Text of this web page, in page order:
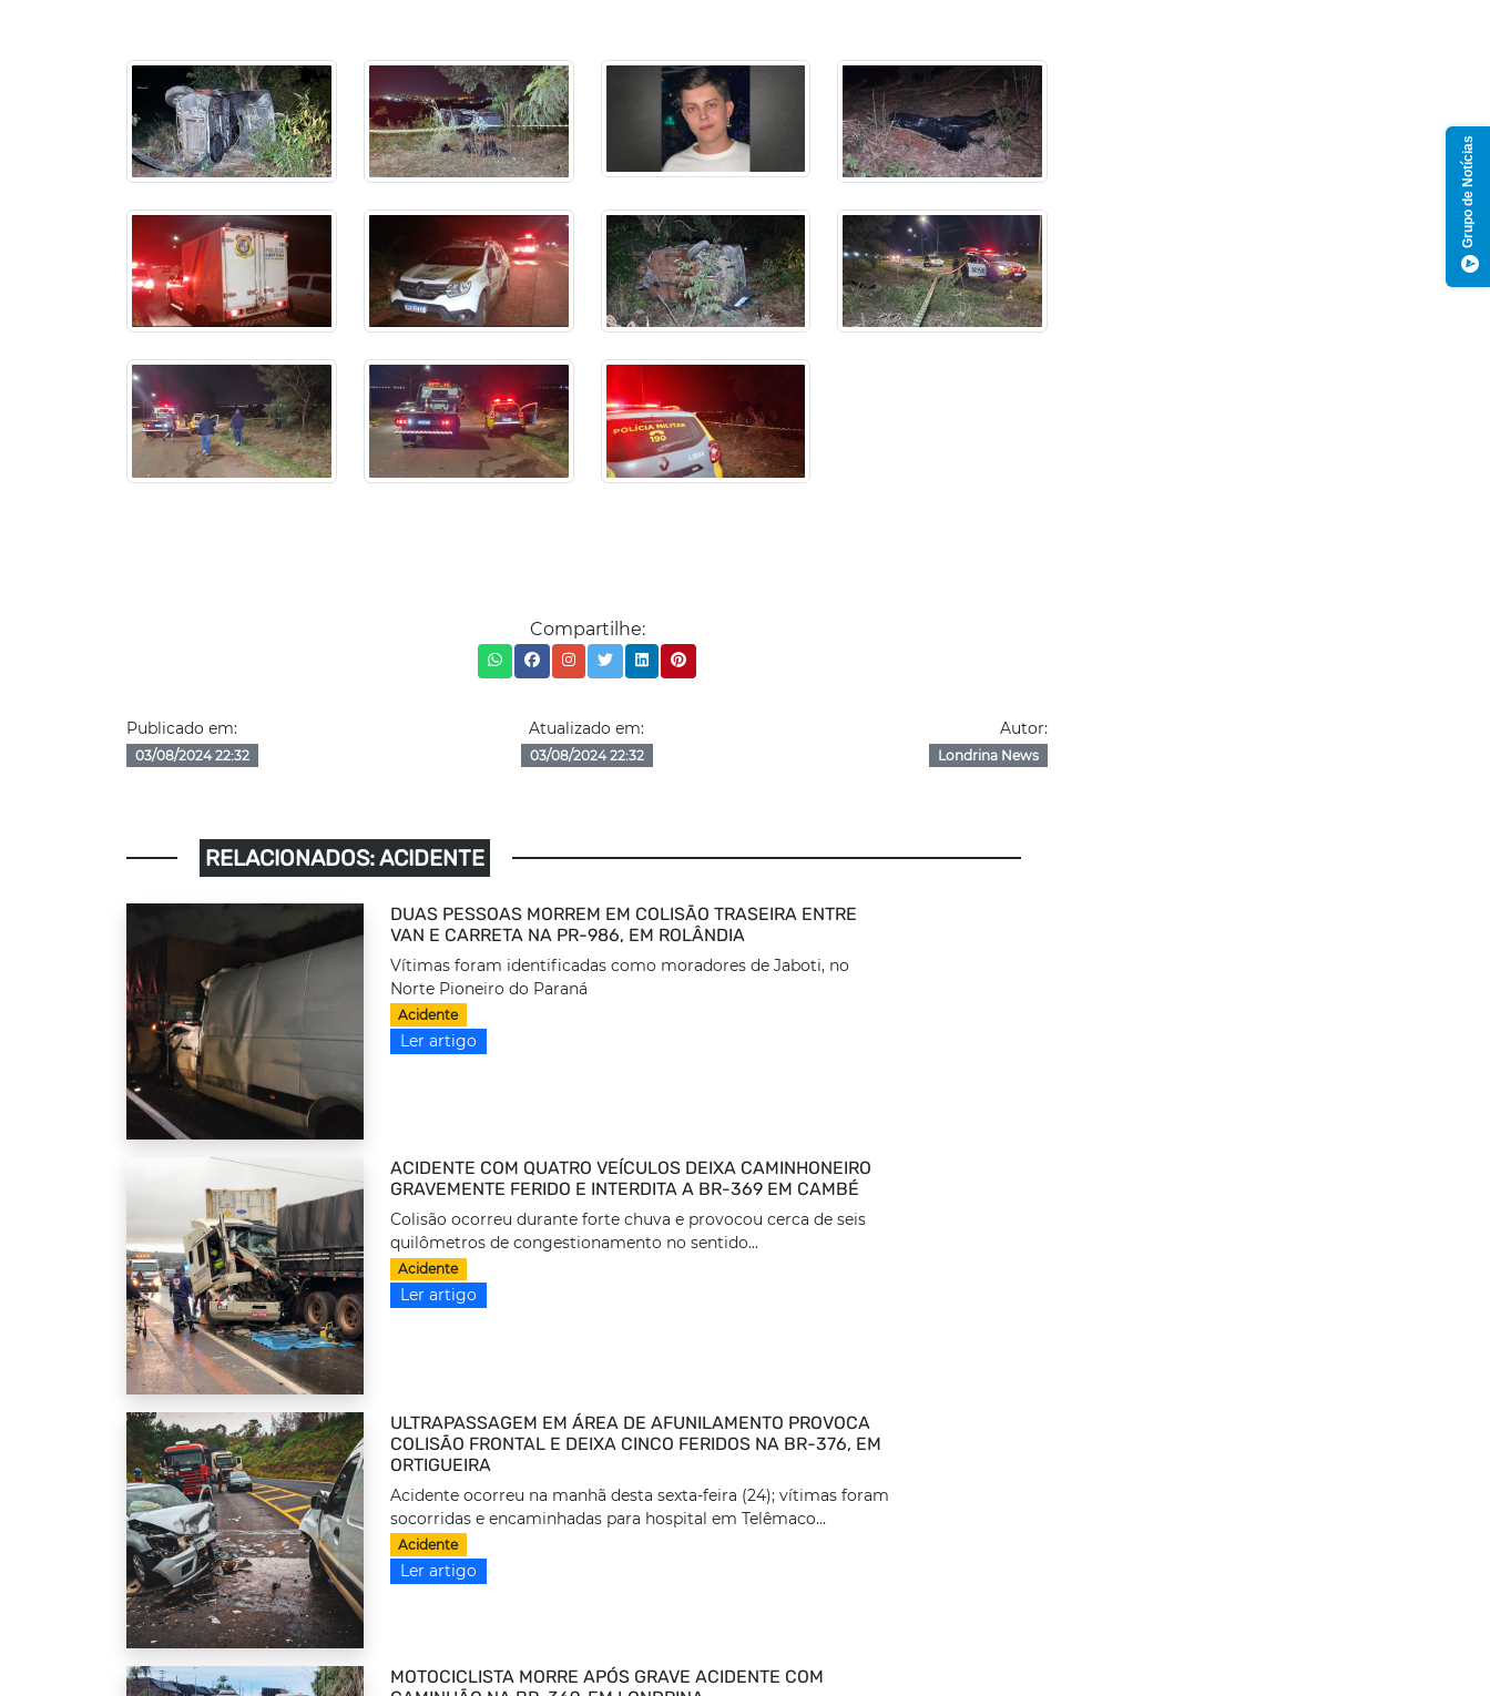
Compartilhe:
Publicado em:
03/08/2024 22:32
Atualizado em:
03/08/2024 22:32
Autor:
Londrina News
RELACIONADOS: ACIDENTE
DUAS PESSOAS MORREM EM COLISÃO TRASEIRA ENTRE
VAN E CARRETA NA PR-986, EM ROLÂNDIA
Vítimas foram identificadas como moradores de Jaboti, no
Norte Pioneiro do Paraná
Acidente
Ler artigo
ACIDENTE COM QUATRO VEÍCULOS DEIXA CAMINHONEIRO
GRAVEMENTE FERIDO E INTERDITA A BR-369 EM CAMBÉ
Colisão ocorreu durante forte chuva e provocou cerca de seis
quilômetros de congestionamento no sentido...
Acidente
Ler artigo
ULTRAPASSAGEM EM ÁREA DE AFUNILAMENTO PROVOCA
COLISÃO FRONTAL E DEIXA CINCO FERIDOS NA BR-376, EM
ORTIGUEIRA
Acidente ocorreu na manhã desta sexta-feira (24); vítimas foram
socorridas e encaminhadas para hospital em Telêmaco...
Acidente
Ler artigo
MOTOCICLISTA MORRE APÓS GRAVE ACIDENTE COM
Grupo de Notícias